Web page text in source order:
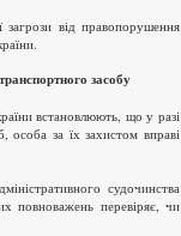
від правопорушення
засобу
встановлюють, що у разі
особа за їх захистом вправі
судочинства
повноважень перевіряє, чи